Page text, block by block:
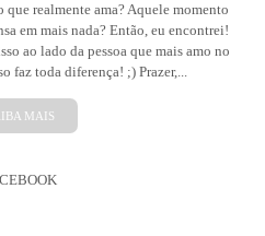
realmente ama? Aquele momento
em mais nada? Então, eu encontrei!
ao lado da pessoa que mais amo no
faz toda diferença! ;) Prazer,...
MAIS